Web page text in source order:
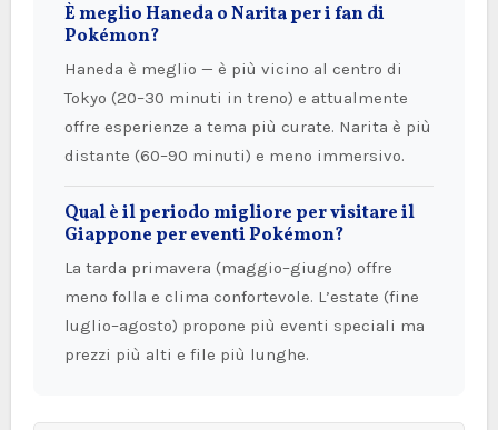
È meglio Haneda o Narita per i fan di
Pokémon?
Haneda è meglio — è più vicino al centro di
Tokyo (20–30 minuti in treno) e attualmente
offre esperienze a tema più curate. Narita è più
distante (60–90 minuti) e meno immersivo.
Qual è il periodo migliore per visitare il
Giappone per eventi Pokémon?
La tarda primavera (maggio–giugno) offre
meno folla e clima confortevole. L’estate (fine
luglio–agosto) propone più eventi speciali ma
prezzi più alti e file più lunghe.